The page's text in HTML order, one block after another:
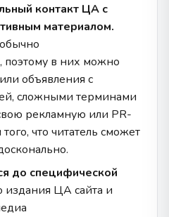
контакт ЦА с
материалом.
поэтому в них можно
объявления с
сложными терминами
рекламную или PR-
что читатель сможет
до специфической
ЦА сайта и